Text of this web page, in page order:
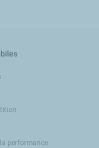
performance